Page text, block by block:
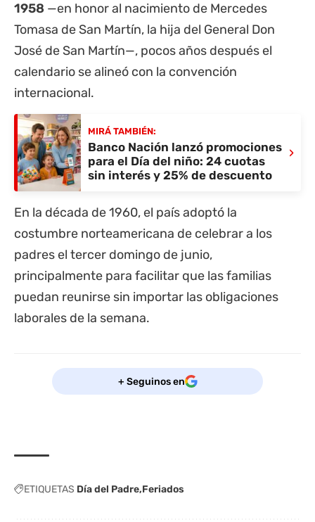
1958 —en honor al nacimiento de Mercedes
Tomasa de San Martín, la hija del General Don
José de San Martín—, pocos años después el
calendario se alineó con la convención
internacional.
MIRÁ TAMBIÉN:
Banco Nación lanzó promociones
para el Día del niño: 24 cuotas
sin interés y 25% de descuento
›
En la década de 1960, el país adoptó la
costumbre norteamericana de celebrar a los
padres el tercer domingo de junio,
principalmente para facilitar que las familias
puedan reunirse sin importar las obligaciones
laborales de la semana.
+ Seguinos en
ETIQUETAS Día del Padre Feriados